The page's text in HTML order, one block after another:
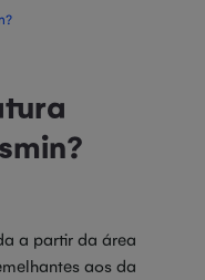
a partir da área
aos da